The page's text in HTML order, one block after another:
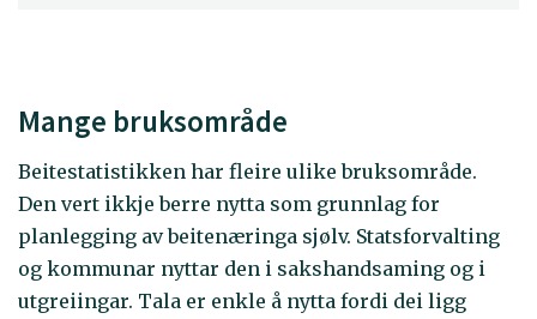
Mange bruksområde
Beitestatistikken har fleire ulike bruksområde.
Den vert ikkje berre nytta som grunnlag for
planlegging av beitenæringa sjølv. Statsforvalting
og kommunar nyttar den i sakshandsaming og i
utgreiingar. Tala er enkle å nytta fordi dei ligg